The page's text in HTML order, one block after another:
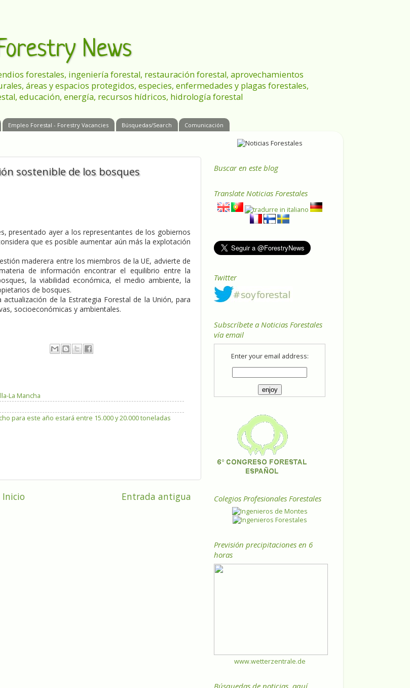
News
forestales, ingeniería forestal, restauración forestal, aprovechamientos
áreas y espacios protegidos, especies, enfermedades y plagas forestales,
educación, energía, recursos hídricos, hidrología forestal
Empleo Forestal - Forestry Vacancies Búsquedas/Search Comunicación
sostenible de los bosques
presentado ayer a los representantes de los gobiernos
que es posible aumentar aún más la explotación
maderera entre los miembros de la UE, advierte de
de información encontrar el equilibrio entre la
la viabilidad económica, el medio ambiente, la
de bosques.
de la Estrategia Forestal de la Unión, para
socioeconómicas y ambientales.
La Mancha
para este año estará entre 15.000 y 20.000 toneladas
Entrada antigua
Inicio
Buscar en este blog
Translate Noticias Forestales
Twitter
Subscríbete a Noticias Forestales
vía email
Enter your email address:
Colegios Profesionales Forestales
Previsión precipitaciones en 6
horas
www.wetterzentrale.de
Búsquedas de noticias, aquí